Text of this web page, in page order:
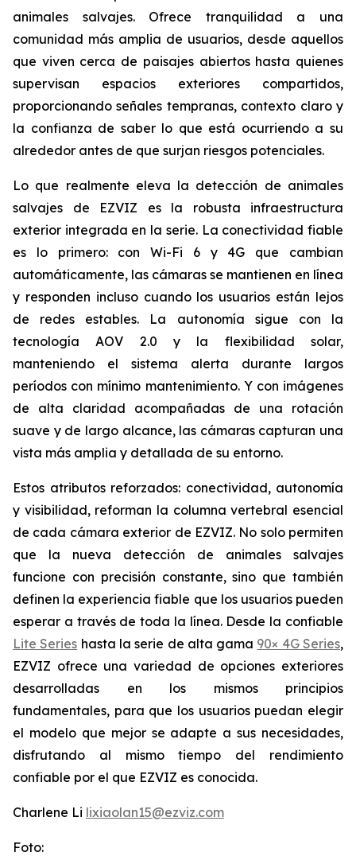
animales salvajes. Ofrece tranquilidad a una
comunidad más amplia de usuarios, desde aquellos
que viven cerca de paisajes abiertos hasta quienes
supervisan espacios exteriores compartidos,
proporcionando señales tempranas, contexto claro y
la confianza de saber lo que está ocurriendo a su
alrededor antes de que surjan riesgos potenciales.
Lo que realmente eleva la detección de animales
salvajes de EZVIZ es la robusta infraestructura
exterior integrada en la serie. La conectividad fiable
es lo primero: con Wi-Fi 6 y 4G que cambian
automáticamente, las cámaras se mantienen en línea
y responden incluso cuando los usuarios están lejos
de redes estables. La autonomía sigue con la
tecnología AOV 2.0 y la flexibilidad solar,
manteniendo el sistema alerta durante largos
períodos con mínimo mantenimiento. Y con imágenes
de alta claridad acompañadas de una rotación
suave y de largo alcance, las cámaras capturan una
vista más amplia y detallada de su entorno.
Estos atributos reforzados: conectividad, autonomía
y visibilidad, reforman la columna vertebral esencial
de cada cámara exterior de EZVIZ. No solo permiten
que la nueva detección de animales salvajes
funcione con precisión constante, sino que también
definen la experiencia fiable que los usuarios pueden
esperar a través de toda la línea. Desde la confiable
Lite Series hasta la serie de alta gama 90× 4G Series,
EZVIZ ofrece una variedad de opciones exteriores
desarrolladas en los mismos principios
fundamentales, para que los usuarios puedan elegir
el modelo que mejor se adapte a sus necesidades,
disfrutando al mismo tiempo del rendimiento
confiable por el que EZVIZ es conocida.
Charlene Li lixiaolan15@ezviz.com
Foto: